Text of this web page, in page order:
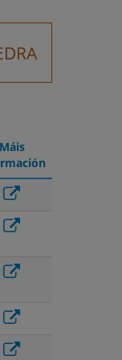
Máis
Máis